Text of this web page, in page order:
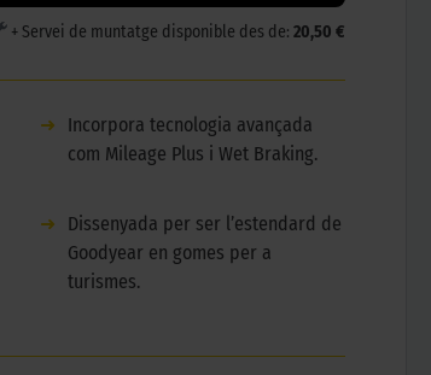
+ Servei de muntatge disponible des de: 20,50 €
➜
Incorpora tecnologia avançada
com Mileage Plus i Wet Braking.
➜
Dissenyada per ser l’estendard de
Goodyear en gomes per a
turismes.